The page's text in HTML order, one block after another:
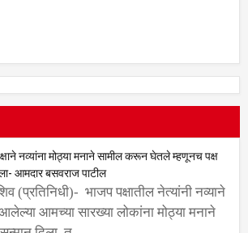
नव्यांना मोठ्या मनाने सामील करून घेतले म्हणूनच पक्ष
आमदार बसवराज पाटील
(प्रतिनिधी)- भाजप पक्षातील नेत्यांनी नव्याने
आलेल्या आमच्या सारख्या लोकांना मोठ्या मनाने